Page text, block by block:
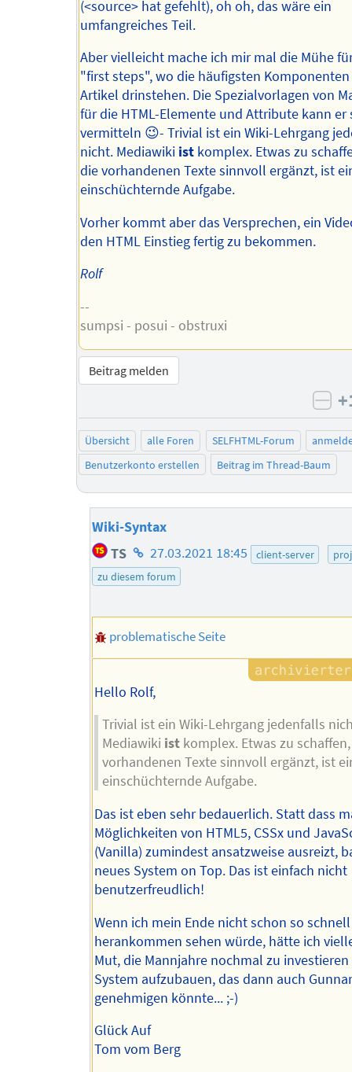
(<source> hat gefehlt), oh oh, das wäre ein
umfangreiches Teil.
Aber vielleicht mache ich mir mal die Mühe
"first steps", wo die häufigsten
Artikel drinstehen. Die Spezialvorlagen von
für die HTML-Elemente und Attribute kann er
vermitteln 😉- Trivial ist ein Wiki-Lehrgang
nicht. Mediawiki ist komplex. Etwas zu
die vorhandenen Texte sinnvoll ergänzt, ist
einschüchternde Aufgabe.
Vorher kommt aber das Versprechen, ein
den HTML Einstieg fertig zu bekommen.
Rolf
--
sumpsi - posui - obstruxi
Beitrag melden
Übersicht alle Foren SELFHTML-Forum
Benutzerkonto erstellen
Beitrag im Thread-Baum
Wiki-Syntax
TS Homepage
des
27.03.2021 18:45 client-server
zu diesem forum
problematische Seite
Hello Rolf,
Trivial ist ein Wiki-Lehrgang jedenfalls
Mediawiki istkomplex. Etwas zu
vorhandenen Texte sinnvoll ergänzt, ist
einschüchternde Aufgabe.
Das ist eben sehr bedauerlich. Statt dass
Möglichkeiten von HTML5, CSSx und
(Vanilla) zumindest ansatzweise ausreizt,
neues System on Top. Das ist einfach nicht
benutzerfreudlich!
Wenn ich mein Ende nicht schon so schnell
herankommen sehen würde, hätte ich
Mut, die Mannjahre nochmal zu
System aufzubauen, das dann auch Gunnar
genehmigen könnte... ;-)
Glück Auf
Tom vom Berg